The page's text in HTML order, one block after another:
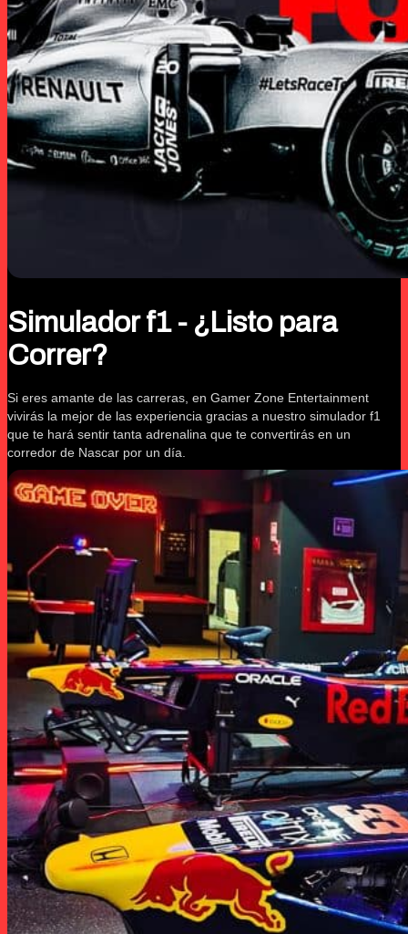
Simulador f1 - ¿Listo para
Correr?
Si eres amante de las carreras, en Gamer Zone Entertainment
vivirás la mejor de las experiencia gracias a nuestro simulador f1
que te hará sentir tanta adrenalina que te convertirás en un
corredor de Nascar por un día.